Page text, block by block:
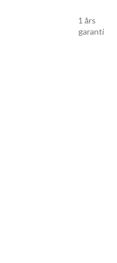
1 års
garanti